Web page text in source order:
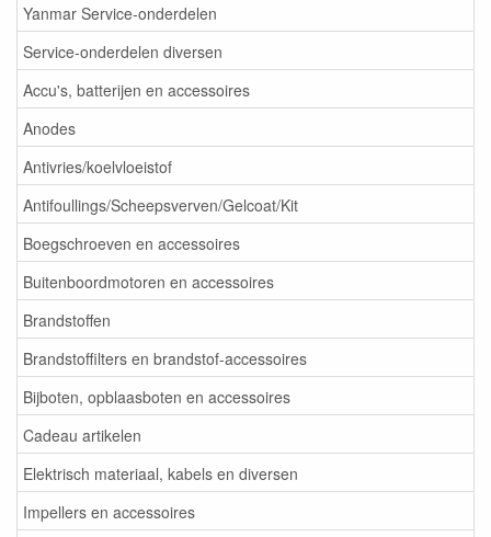
Yanmar Service-onderdelen
Service-onderdelen diversen
Accu's, batterijen en accessoires
Anodes
Antivries/koelvloeistof
Antifoullings/Scheepsverven/Gelcoat/Kit
Boegschroeven en accessoires
Buitenboordmotoren en accessoires
Brandstoffen
Brandstoffilters en brandstof-accessoires
Bijboten, opblaasboten en accessoires
Cadeau artikelen
Elektrisch materiaal, kabels en diversen
Impellers en accessoires